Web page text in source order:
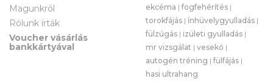
Magunkról
Rólunk írták
Voucher vásárlás
bankkártyával
ekcéma |fogfehérítés |
torokfájás | ínhüvelygyulladás |
fülzúgás | izületi gyulladás |
mr vizsgálat | vesekő |
autogén tréning |fülfájás |
hasi ultrahang